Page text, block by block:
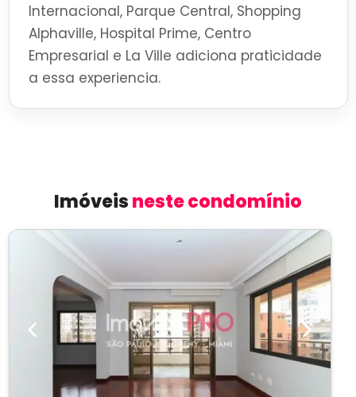
Internacional, Parque Central, Shopping
Alphaville, Hospital Prime, Centro
Empresarial e La Ville adiciona praticidade
a essa experiencia.
Imóveisneste condomínio
Previous Next